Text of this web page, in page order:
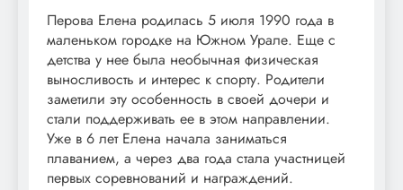
Перова Елена родилась 5 июля 1990 года в
маленьком городке на Южном Урале. Еще с
детства у нее была необычная физическая
выносливость и интерес к спорту. Родители
заметили эту особенность в своей дочери и
стали поддерживать ее в этом направлении.
Уже в 6 лет Елена начала заниматься
плаванием, а через два года стала участницей
первых соревнований и награждений.